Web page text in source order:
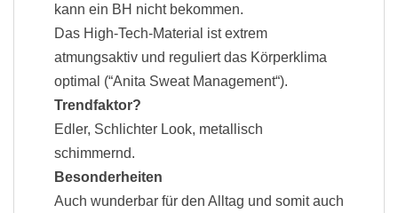
kann ein BH nicht bekommen.
Das High-Tech-Material ist extrem
atmungsaktiv und reguliert das Körperklima
optimal (“Anita Sweat Management“).
Trendfaktor?
Edler, Schlichter Look, metallisch
schimmernd.
Besonderheiten
Auch wunderbar für den Alltag und somit auch